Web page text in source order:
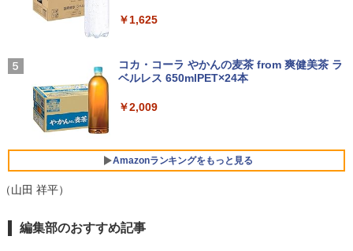
￥5,940
ふかふかダンジョン攻略記〜俺の異世界
U ]
付き 防水 タッチ式音量調整 スポーツ/通勤/通
￥2,599
Xiaomi シャオミ REDMI Buds 8 Lite ワイヤ
￥3,480
￥250
￥1,625
コカ・コーラ やかんの麦茶 from 爽健美茶 ラ
ベルレス 650mlPET×24本
￥2,009
Amazonランキングをもっと見る
薬屋のひとりごと 17巻 (デジタル版ビッグガ
ンガンコミックス)
（山田 祥平）
編集部のおすすめ記事